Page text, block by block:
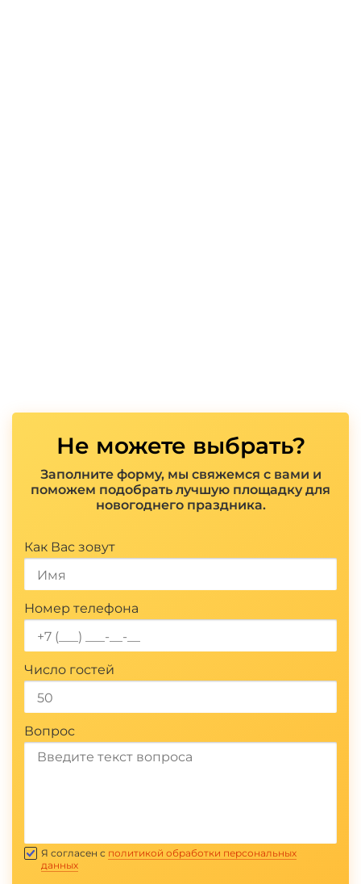
Не можете выбрать?
Заполните форму, мы свяжемся с вами и
поможем подобрать лучшую площадку для
новогоднего праздника.
Как Вас зовут
Номер телефона
Вопрос
Число гостей
Я согласен с политикой обработки персональных
данных